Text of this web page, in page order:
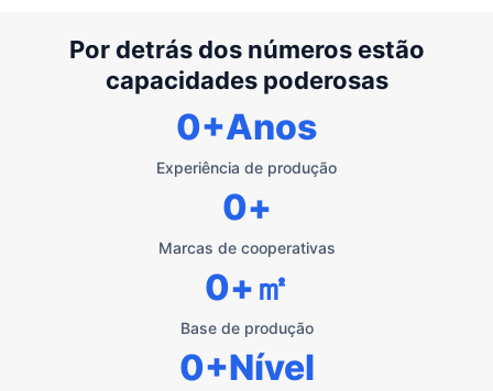
Por detrás dos números estão
capacidades poderosas
Experiência de produção
0+Anos
Marcas de cooperativas
0+
Base de produção
0+㎡
0+Nível